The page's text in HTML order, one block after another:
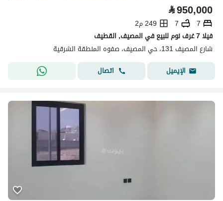
⃁950,000
7
7
249 م2
فيلا 7 غرف نوم للبيع في المصيف, القطيف
شارع المصيف 131، حي المصيف، صفوه المنطقة الشرقية
الإيميل
اتصال